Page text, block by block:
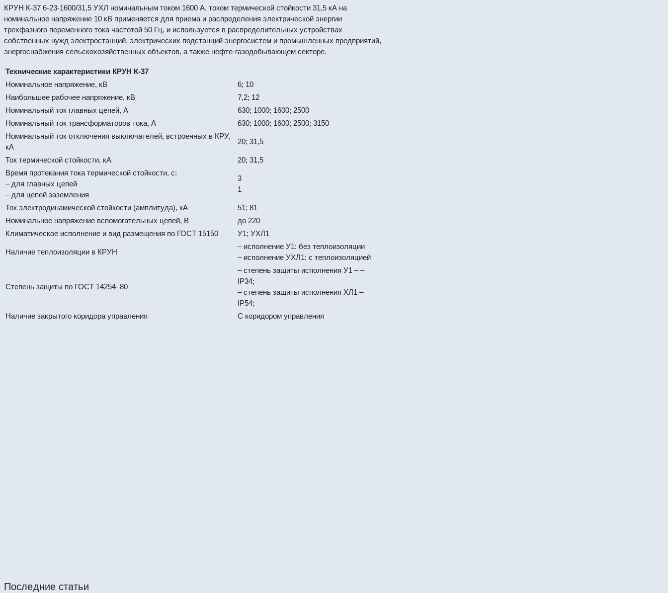
КРУН К-37 6-23-1600/31,5 УХЛ номинальным током 1600 А, током термической стойкости 31,5 кА на
номинальное напряжение 10 кВ применяется для приема и распределения электрической энергии
трехфазного переменного тока частотой 50 Гц, и используется в распределительных устройствах
собственных нужд электростанций, электрических подстанций энергосистем и промышленных предприятий,
энергоснабжения сельскохозяйственных объектов, а также нефте-газодобывающем секторе.
Технические характеристики КРУН К-37
Номинальное напряжение, кВ
6; 10
Наибольшее рабочее напряжение, кВ
7,2; 12
Номинальный ток главных цепей, А
630; 1000; 1600; 2500
Номинальный ток трансформаторов тока, А
630; 1000; 1600; 2500; 3150
Номинальный ток отключения выключателей, встроенных в КРУ,
кА
20; 31,5
Ток термической стойкости, кА
20; 31,5
Время протекания тока термической стойкости, с:
– для главных цепей
– для цепей заземления
3
1
Ток электродинамической стойкости (амплитуда), кА
51; 81
Номинальное напряжение вспомогательных цепей, В
до 220
Климатическое исполнение и вид размещения по ГОСТ 15150
У1; УХЛ1
Наличие теплоизоляции в КРУН
– исполнение У1: без теплоизоляции
– исполнение УХЛ1: с теплоизоляцией
Степень защиты по ГОСТ 14254–80
– степень защиты исполнения У1 – –
IР34;
– степень защиты исполнения ХЛ1 –
IР54;
Наличие закрытого коридора управления
С коридором управления
Последние статьи